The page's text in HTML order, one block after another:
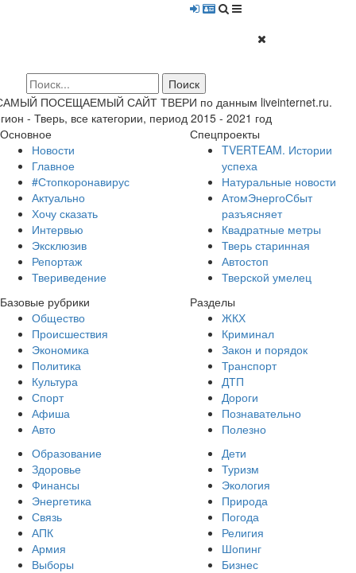
ПОСЕЩАЕМЫЙ САЙТ ТВЕРИ по данным liveinternet.ru.
- Тверь, все категории, период 2015 - 2021 год
Основное
Новости
Главное
#Стопкоронавирус
Актуально
Хочу сказать
Интервью
Эксклюзив
Репортаж
Твериведение
Спецпроекты
TVERTEAM. Истории
успеха
Натуральные новости
АтомЭнергоСбыт
разъясняет
Квадратные метры
Тверь старинная
Автостоп
Тверской умелец
Базовые рубрики
Общество
Происшествия
Экономика
Политика
Культура
Спорт
Афиша
Авто
Разделы
ЖКХ
Криминал
Закон и порядок
Транспорт
ДТП
Дороги
Познавательно
Полезно
Образование
Здоровье
Финансы
Энергетика
Связь
АПК
Армия
Выборы
Дети
Туризм
Экология
Природа
Погода
Религия
Шопинг
Бизнес